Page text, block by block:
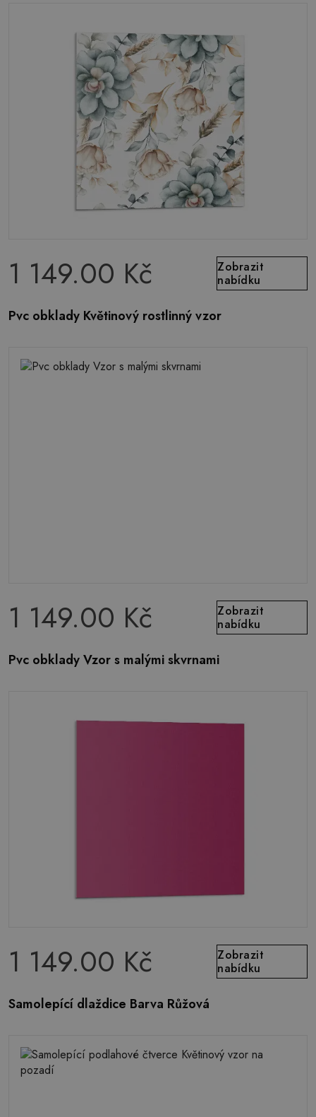
1 149.00 Kč
Zobrazit
nabídku
Pvc obklady Květinový rostlinný vzor
1 149.00 Kč
Zobrazit
nabídku
Pvc obklady Vzor s malými skvrnami
1 149.00 Kč
Zobrazit
nabídku
Samolepící dlaždice Barva Růžová